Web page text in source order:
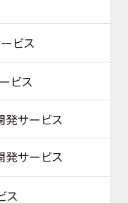
ビス
ビス
発サービス
発サービス
ス